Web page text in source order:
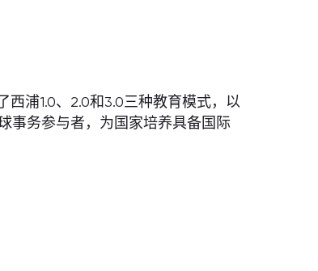
浦1.0、2.0和3.0三种教育模式，以
事务参与者，为国家培养具备国际